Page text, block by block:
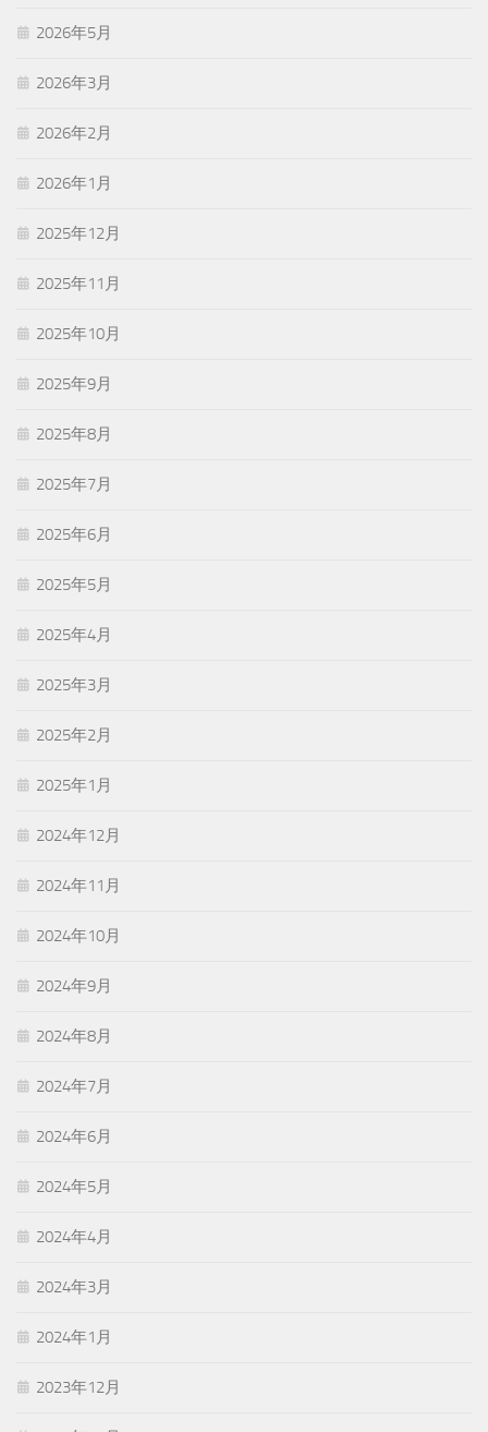
2026年5月
2026年3月
2026年2月
2026年1月
2025年12月
2025年11月
2025年10月
2025年9月
2025年8月
2025年7月
2025年6月
2025年5月
2025年4月
2025年3月
2025年2月
2025年1月
2024年12月
2024年11月
2024年10月
2024年9月
2024年8月
2024年7月
2024年6月
2024年5月
2024年4月
2024年3月
2024年1月
2023年12月